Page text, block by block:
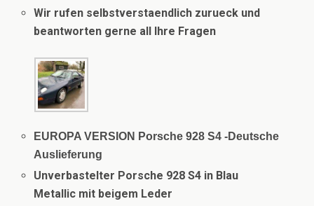
Wir rufen selbstverstaendlich zurueck und
beantworten gerne all Ihre Fragen
EUROPA VERSION Porsche 928 S4 -Deutsche
Auslieferung
Unverbastelter Porsche 928 S4 in Blau
Metallic mit beigem Leder